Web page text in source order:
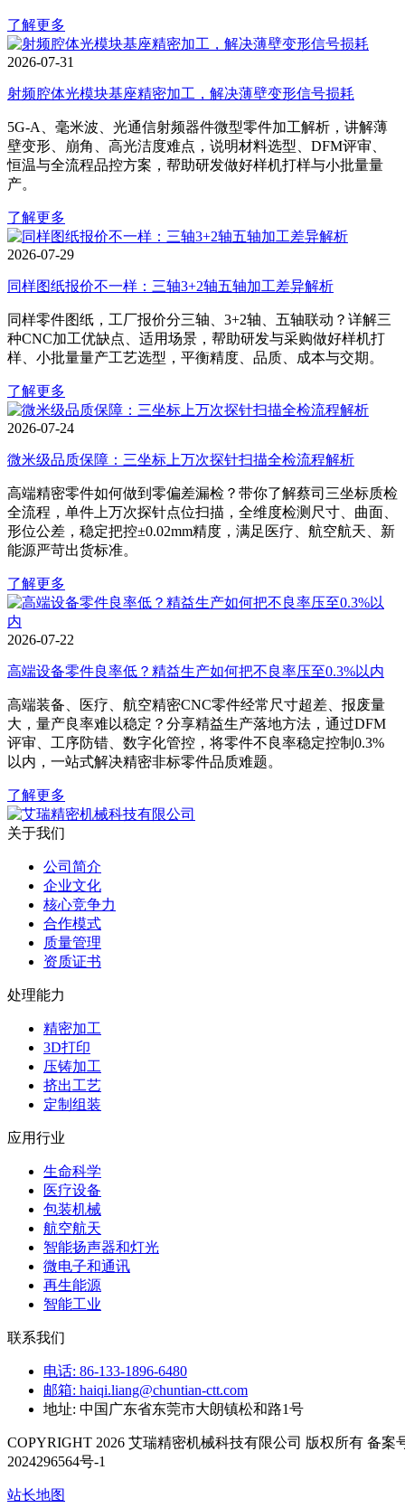
了解更多
2026-07-31
射频腔体光模块基座精密加工，解决薄壁变形信号损耗
5G‑A、毫米波、光通信射频器件微型零件加工解析，讲解薄
壁变形、崩角、高光洁度难点，说明材料选型、DFM评审、
恒温与全流程品控方案，帮助研发做好样机打样与小批量量
产。
了解更多
2026-07-29
同样图纸报价不一样：三轴3+2轴五轴加工差异解析
同样零件图纸，工厂报价分三轴、3+2轴、五轴联动？详解三
种CNC加工优缺点、适用场景，帮助研发与采购做好样机打
样、小批量量产工艺选型，平衡精度、品质、成本与交期。
了解更多
2026-07-24
微米级品质保障：三坐标上万次探针扫描全检流程解析
高端精密零件如何做到零偏差漏检？带你了解蔡司三坐标质检
全流程，单件上万次探针点位扫描，全维度检测尺寸、曲面、
形位公差，稳定把控±0.02mm精度，满足医疗、航空航天、新
能源严苛出货标准。
了解更多
2026-07-22
高端设备零件良率低？精益生产如何把不良率压至0.3%以内
高端装备、医疗、航空精密CNC零件经常尺寸超差、报废量
大，量产良率难以稳定？分享精益生产落地方法，通过DFM
评审、工序防错、数字化管控，将零件不良率稳定控制0.3%
以内，一站式解决精密非标零件品质难题。
了解更多
关于我们
公司简介
企业文化
核心竞争力
合作模式
质量管理
资质证书
处理能力
精密加工
3D打印
压铸加工
挤出工艺
定制组装
应用行业
生命科学
医疗设备
包装机械
航空航天
智能扬声器和灯光
微电子和通讯
再生能源
智能工业
联系我们
电话: 86-133-1896-6480
邮箱: haiqi.liang@chuntian-ctt.com
地址: 中国广东省东莞市大朗镇松和路1号
COPYRIGHT 2026 艾瑞精密机械科技有限公司 版权所有 备案
2024296564号-1
站长地图